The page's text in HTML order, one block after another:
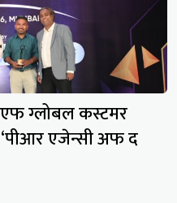
ग्लोबल कस्टमर
‘पीआर एजेन्सी अफ द